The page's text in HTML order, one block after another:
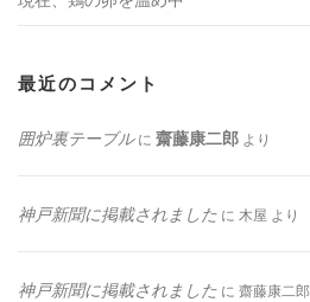
最近のコメント
囲炉裏テーブルに 齋藤康二郎 より
神戸新聞に掲載されました に 木屋 より
神戸新聞に掲載されました に 齋藤康二郎